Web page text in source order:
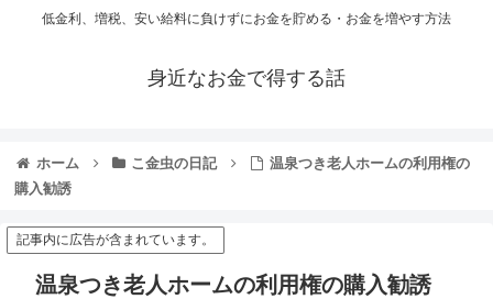
低金利、増税、安い給料に負けずにお金を貯める・お金を増やす方法
身近なお金で得する話
ホーム こ金虫の日記
温泉つき老人ホームの利用権の
購入勧誘
記事内に広告が含まれています。
温泉つき老人ホームの利用権の購入勧誘